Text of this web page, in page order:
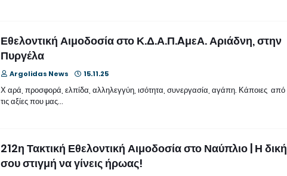
Εθελοντική Αιμοδοσία στο Κ.Δ.Α.Π.AμεΑ. Αριάδνη, στην
Πυργέλα
Argolidas News 15.11.25
Χ αρά, προσφορά, ελπίδα, αλληλεγγύη, ισότητα, συνεργασία, αγάπη. Κάποιες από
τις αξίες που μας…
212η Τακτική Εθελοντική Αιμοδοσία στο Ναύπλιο | Η δική
σου στιγμή να γίνεις ήρωας!